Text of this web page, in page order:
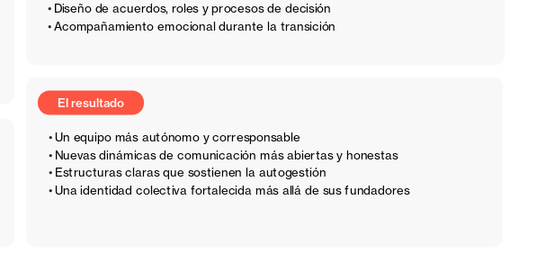
Diseño de acuerdos, roles y procesos de decisión
Acompañamiento emocional durante la transición
Un equipo más autónomo y corresponsable
Nuevas dinámicas de comunicación más abiertas y honestas
Estructuras claras que sostienen la autogestión
Una identidad colectiva fortalecida más allá de sus fundadores